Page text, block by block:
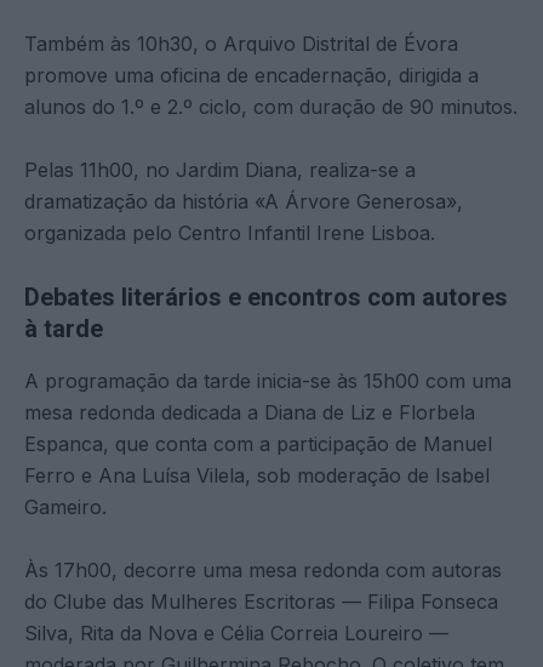
Também às 10h30, o Arquivo Distrital de Évora
promove uma oficina de encadernação, dirigida a
alunos do 1.º e 2.º ciclo, com duração de 90 minutos.
Pelas 11h00, no Jardim Diana, realiza-se a
dramatização da história «A Árvore Generosa»,
organizada pelo Centro Infantil Irene Lisboa.
Debates literários e encontros com autores
à tarde
A programação da tarde inicia-se às 15h00 com uma
mesa redonda dedicada a Diana de Liz e Florbela
Espanca, que conta com a participação de Manuel
Ferro e Ana Luísa Vilela, sob moderação de Isabel
Gameiro.
Às 17h00, decorre uma mesa redonda com autoras
do Clube das Mulheres Escritoras — Filipa Fonseca
Silva, Rita da Nova e Célia Correia Loureiro —